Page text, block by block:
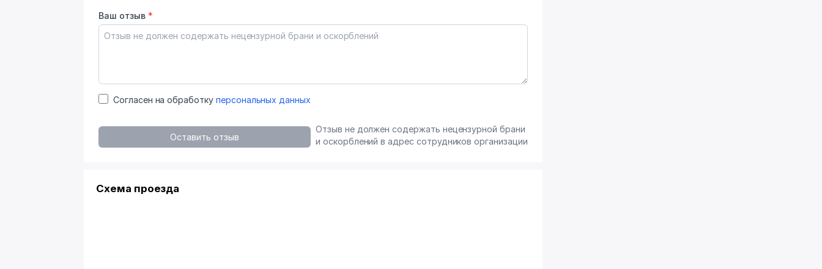
Ваш отзыв *
Согласен на обработку персональных данных
Оставить отзыв
Отзыв не должен содержать нецензурной брани
и оскорблений в адрес сотрудников организации
Схема проезда